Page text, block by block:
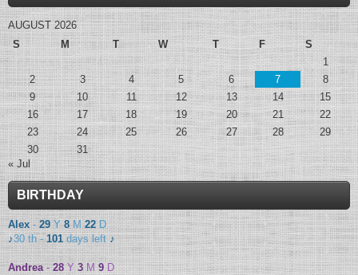
AUGUST 2026
S
M T W T F
S
1
2
3 4 5 6 7
8
9
10 11 12 13 14
15
16
17 18 19 20 21
22
23
24 25 26 27 28
29
30
31
« Jul
BIRTHDAY
Alex-29Y8M22D
♪30 th -101days left ♪
Andrea-28Y3M9 D